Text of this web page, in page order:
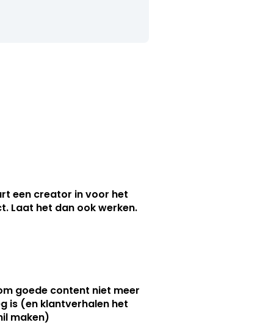
een creator in voor het
Laat het dan ook werken.
goede content niet meer
is (en klantverhalen het
maken)